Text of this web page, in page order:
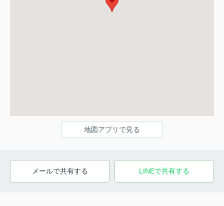
地図アプリで見る
メールで共有する LINEで共有する